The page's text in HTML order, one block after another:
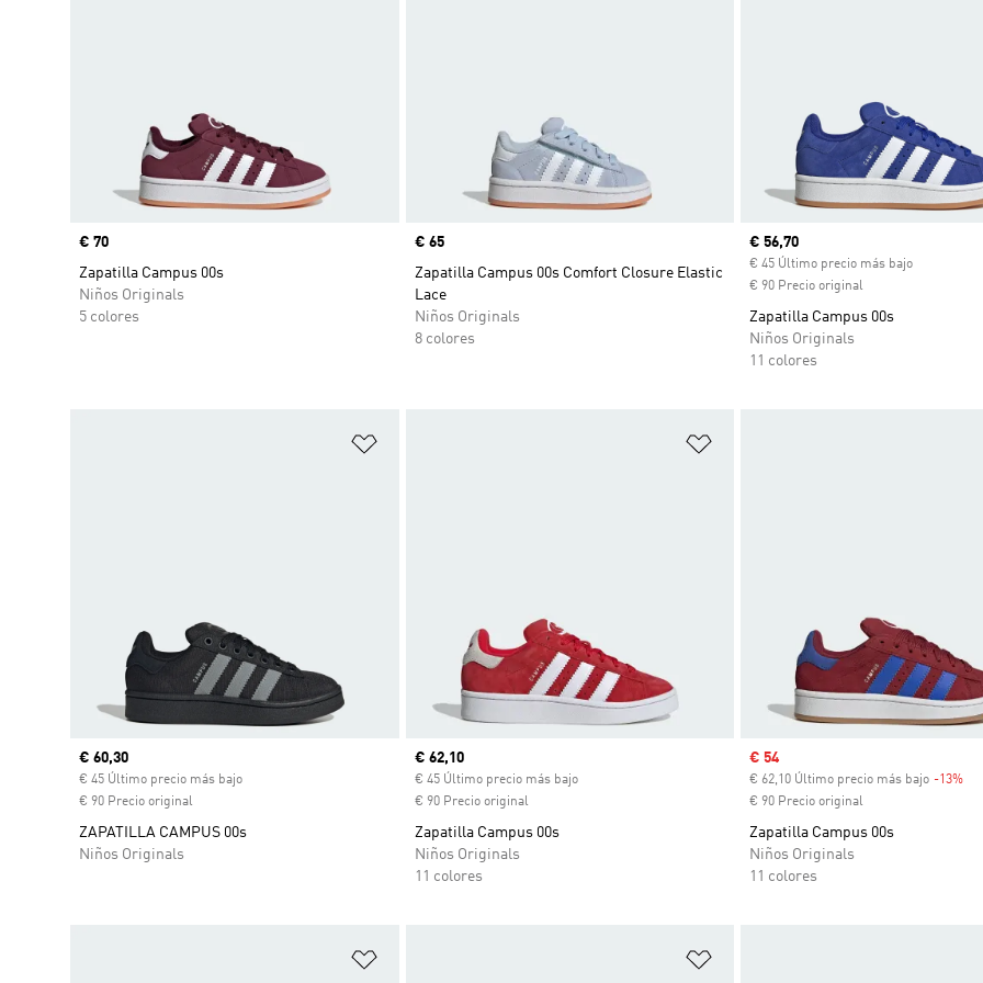
Precio
€ 70
Zapatilla Campus 00s
Niños Originals
5 colores
Precio
€ 65
Zapatilla Campus 00s Comfort Closure Elastic
Lace
Niños Originals
8 colores
Precio actual
€ 56,70
€ 45 Último precio más bajo
€ 90 Precio original
Zapatilla Campus 00s
Niños Originals
11 colores
Precio actual
€ 60,30
€ 45 Último precio más bajo
€ 90 Precio original
ZAPATILLA CAMPUS 00s
Niños Originals
Precio actual
€ 62,10
€ 45 Último precio más bajo
€ 90 Precio original
Zapatilla Campus 00s
Niños Originals
11 colores
Precio de venta
€ 54
€ 62,10 Último precio más bajo -13%
€ 90 Precio original
Zapatilla Campus 00s
Niños Originals
11 colores